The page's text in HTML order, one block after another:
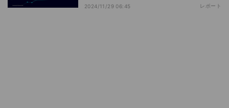
2024/11/29 06:45 レポート